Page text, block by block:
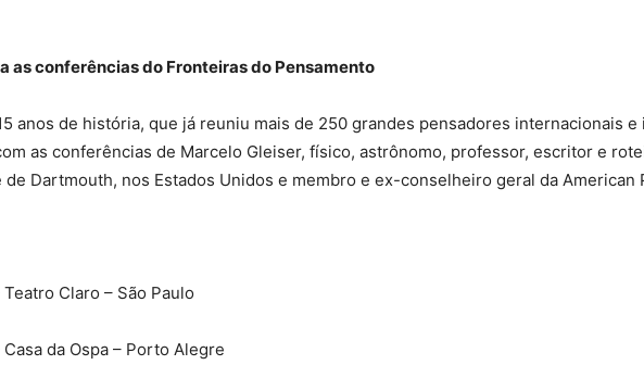
as conferências do Fronteiras do Pensamento
anos de história, que já reuniu mais de 250 grandes pensadores internacionais
as conferências de Marcelo Gleiser, físico, astrônomo, professor, escritor e
Dartmouth, nos Estados Unidos e membro e ex-conselheiro geral da American
Claro – São Paulo
da Ospa – Porto Alegre